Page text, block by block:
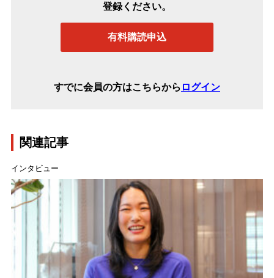
登録ください。
有料購読申込
すでに会員の方はこちらから ログイン
関連記事
インタビュー